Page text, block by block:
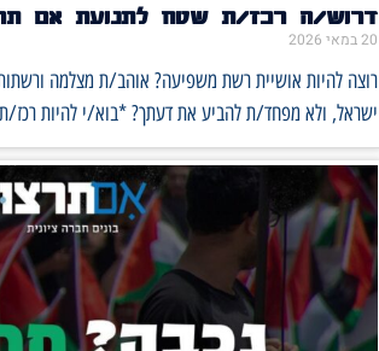
דרוש/ה רכז/ת שטח לתנועת אם
20 במאי 2026
רוצה להיות אושיית רשת משפיעה? אוהב/ת מצלמה
ישראל, ולא מפחד/ת להביע את דעתך? *בוא/י להיות